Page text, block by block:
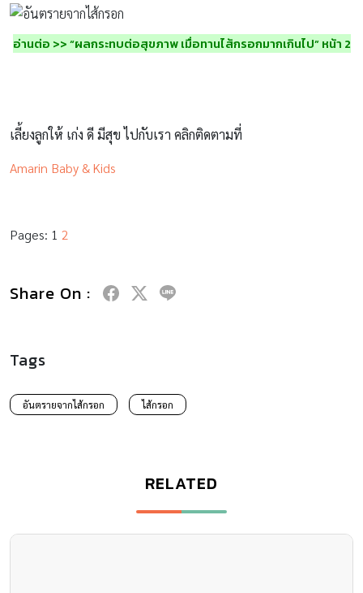
อ่านต่อ >> “ผลกระทบต่อสุขภาพ เมื่อทานไส้กรอกมากเกินไป” หน้า 2
เลี้ยงลูกให้ เก่ง ดี มีสุข ไปกับเรา คลิกติดตามที่
Amarin Baby & Kids
Pages: 1 2
Share On :
Tags
อันตรายจากไส้กรอก ไส้กรอก
RELATED